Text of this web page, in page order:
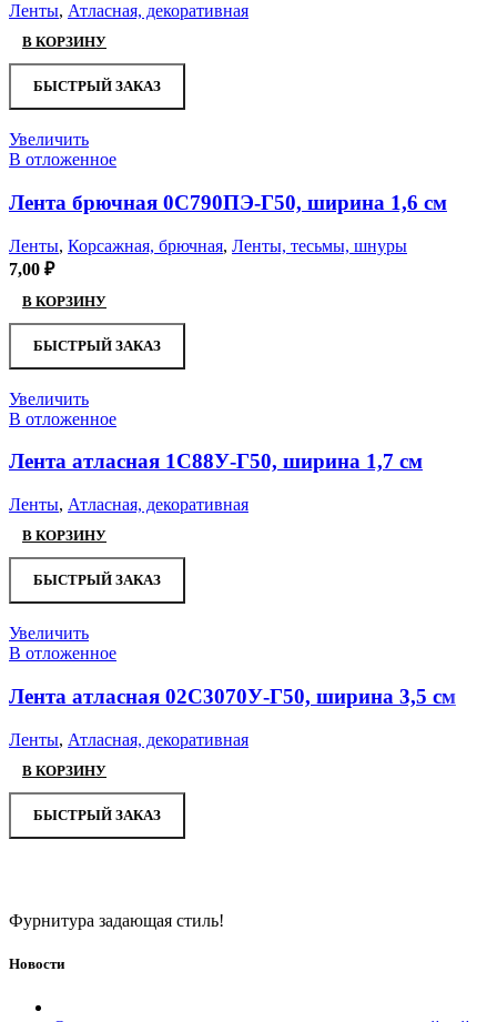
Ленты, Атласная, декоративная
В КОРЗИНУ
БЫСТРЫЙ ЗАКАЗ
Увеличить
В отложенное
Лента брючная 0С790ПЭ-Г50, ширина 1,6 см
Ленты, Корсажная, брючная, Ленты, тесьмы, шнуры
7,00 ₽
В КОРЗИНУ
БЫСТРЫЙ ЗАКАЗ
Увеличить
В отложенное
Лента атласная 1С88У-Г50, ширина 1,7 см
Ленты, Атласная, декоративная
В КОРЗИНУ
БЫСТРЫЙ ЗАКАЗ
Увеличить
В отложенное
Лента атласная 02С3070У-Г50, ширина 3,5 см
Ленты, Атласная, декоративная
В КОРЗИНУ
БЫСТРЫЙ ЗАКАЗ
Фурнитура задающая стиль!
Новости